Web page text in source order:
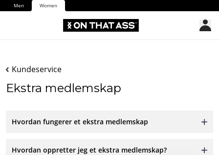
Men Women
Kundeservice
Ekstra medlemskap
Hvordan fungerer et ekstra medlemskap
Hvordan oppretter jeg et ekstra medlemskap?